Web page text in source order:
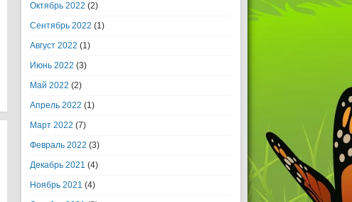
Октябрь 2022 (2)
Сентябрь 2022 (1)
Август 2022 (1)
Июнь 2022 (3)
Май 2022 (2)
Апрель 2022 (1)
Март 2022 (7)
Февраль 2022 (3)
Декабрь 2021 (4)
Ноябрь 2021 (4)